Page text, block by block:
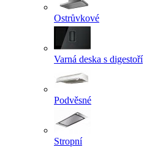
Ostrůvkové
Varná deska s digestoří
Podvěsné
Stropní